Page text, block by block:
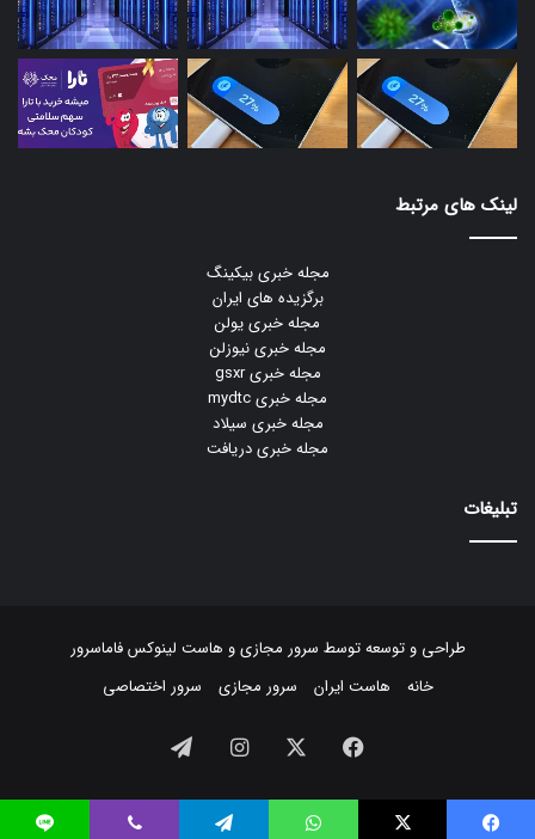
لینک های مرتبط
مجله خبری بیکینگ
برگزیده های ایران
مجله خبری یولن
مجله خبری نیوزلن
مجله خبری gsxr
مجله خبری mydtc
مجله خبری سیلاد
مجله خبری دریافت
تبلیغات
طراحی و توسعه توسط سرور مجازیو هاست لینوکسفاماسرور
خانه
هاست ایران سرور مجازی سرور اختصاصی
فیسبوک ایکس اینستاگرام